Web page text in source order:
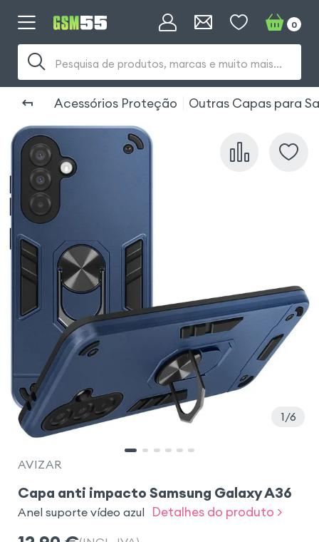
Pesquisa de produtos, marcas e muito mais...
0
Acessórios Proteção Outras Capas para
1 6
AVIZAR
Capa anti impacto Samsung Galaxy A36
Anel suporte vídeo azul Detalhes do produto >